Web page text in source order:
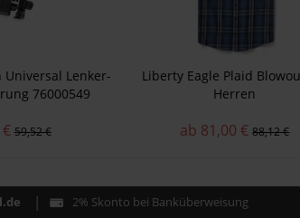
Universal Lenker-
76000549
59,52 €
Liberty Eagle Plaid
Herren
ab 81,00 € 88,12 €
2% Skonto bei Banküberweisung